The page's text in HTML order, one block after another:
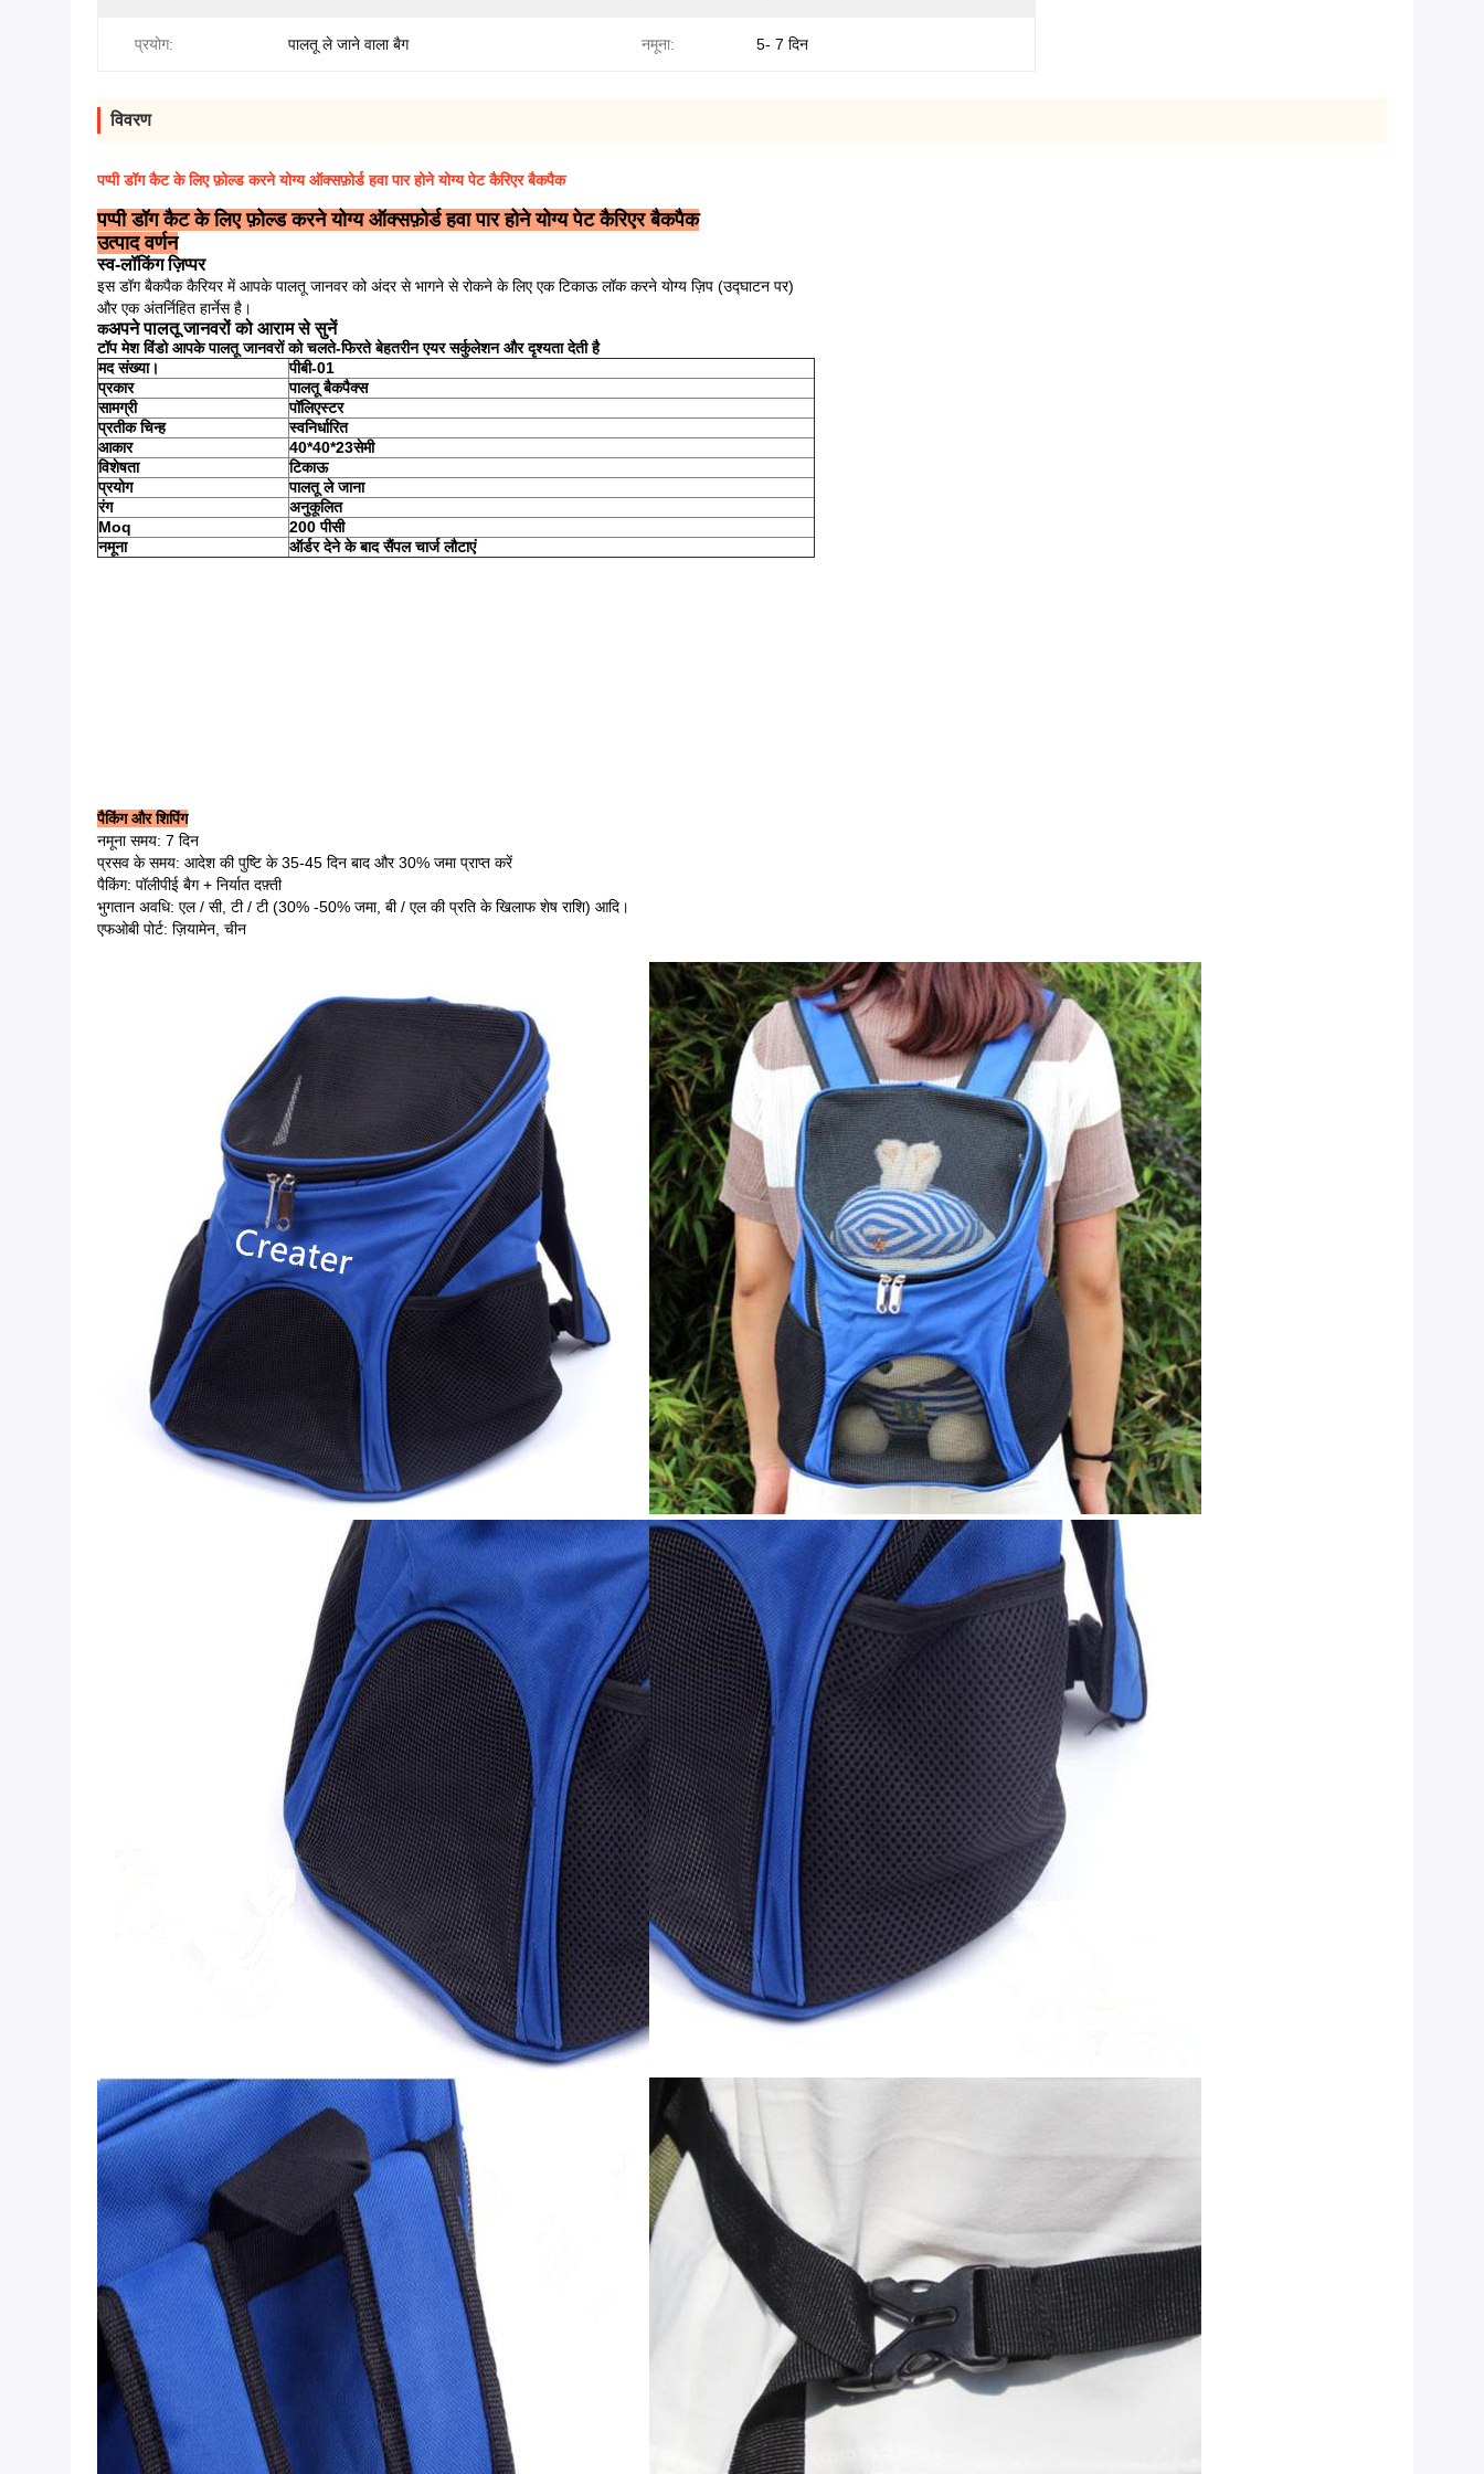
प्रयोग: पालतू ले जाने वाला बैग नमूना: 5- 7 दिन
विवरण
पप्पी डॉग कैट के लिए फ़ोल्ड करने योग्य ऑक्सफ़ोर्ड हवा पार होने योग्य पेट कैरिएर बैकपैक
पप्पी डॉग कैट के लिए फ़ोल्ड करने योग्य ऑक्सफ़ोर्ड हवा पार होने योग्य पेट कैरिएर बैकपैक
उत्पाद वर्णन
स्व-लॉकिंग ज़िप्पर
इस डॉग बैकपैक कैरियर में आपके पालतू जानवर को अंदर से भागने से रोकने के लिए एक टिकाऊ लॉक करने योग्य ज़िप (उद्घाटन पर)
और एक अंतर्निहित हार्नेस है।
कअपने पालतू जानवरों को आराम से सुनें
टॉप मेश विंडो आपके पालतू जानवरों को चलते-फिरते बेहतरीन एयर सर्कुलेशन और दृश्यता देती है
मद संख्या।
पीबी-01
प्रकार
पालतू बैकपैक्स
सामग्री
पॉलिएस्टर
प्रतीक चिन्ह
स्वनिर्धारित
आकार
40*40*23सेमी
विशेषता
टिकाऊ
प्रयोग
पालतू ले जाना
रंग
अनुकूलित
Moq
200 पीसी
नमूना
ऑर्डर देने के बाद सैंपल चार्ज लौटाएं
पैकिंग और शिपिंग
नमूना समय: 7 दिन
प्रसव के समय: आदेश की पुष्टि के 35-45 दिन बाद और 30% जमा प्राप्त करें
पैकिंग: पॉलीपीई बैग + निर्यात दफ़्ती
भुगतान अवधि: एल / सी, टी / टी (30% -50% जमा, बी / एल की प्रति के खिलाफ शेष राशि) आदि।
एफओबी पोर्ट: ज़ियामेन, चीन